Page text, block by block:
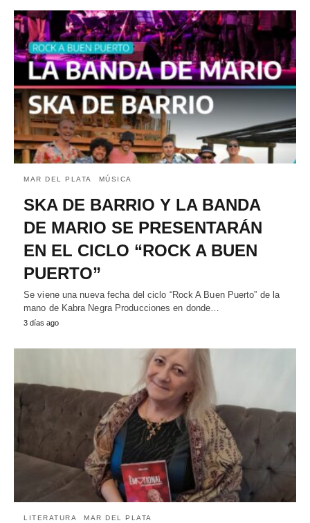
MAR DEL PLATA MÚSICA
SKA DE BARRIO Y LA BANDA
DE MARIO SE PRESENTARÁN
EN EL CICLO “ROCK A BUEN
PUERTO”
Se viene una nueva fecha del ciclo “Rock A Buen Puerto” de la
mano de Kabra Negra Producciones en donde…
3 días ago
LITERATURA MAR DEL PLATA